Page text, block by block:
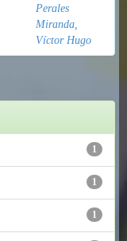
Perales
Miranda,
Víctor Hugo
1
1
1